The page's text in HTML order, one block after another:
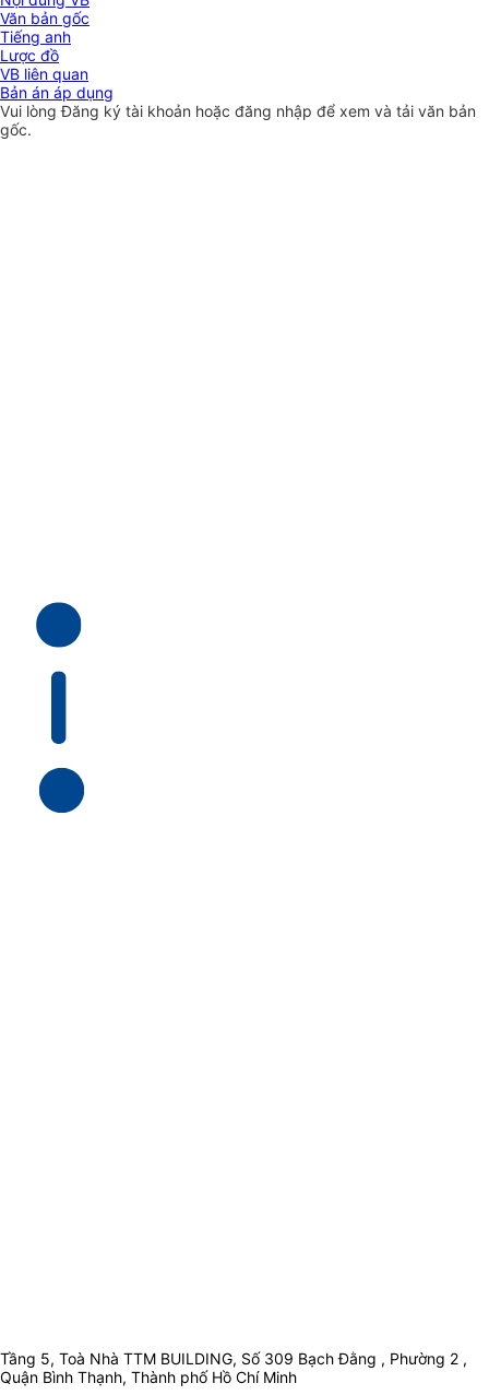
Văn bản gốc
Tiếng anh
Lược đồ
VB liên quan
Bản án áp dụng
Vui lòngĐăng ký tài khoản hoặc đăng nhập để xem và tải văn bản
gốc.
Tầng 5, Toà Nhà TTM BUILDING, Số 309 Bạch Đằng , Phường 2 ,
Quận Bình Thạnh, Thành phố Hồ Chí Minh